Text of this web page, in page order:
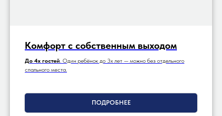
Комфорт с собственным выходом
До 4х гостей . Один ребёнок до 3х лет — можно без отдельного
спального места.
ПОДРОБНЕЕ